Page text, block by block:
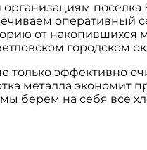
оперативный
от накопившихся
городском
только эффективно
металла экономит
берем на себя все